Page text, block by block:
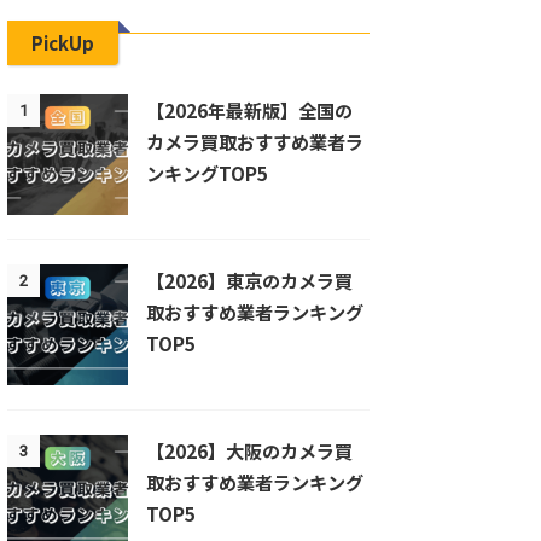
PickUp
1
【2026年最新版】全国の
カメラ買取おすすめ業者ラ
ンキングTOP5
2
【2026】東京のカメラ買
取おすすめ業者ランキング
TOP5
3
【2026】大阪のカメラ買
取おすすめ業者ランキング
TOP5